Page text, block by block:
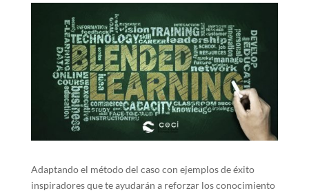
Adaptando el método del caso con ejemplos de éxito
inspiradores que te ayudarán a reforzar los conocimiento